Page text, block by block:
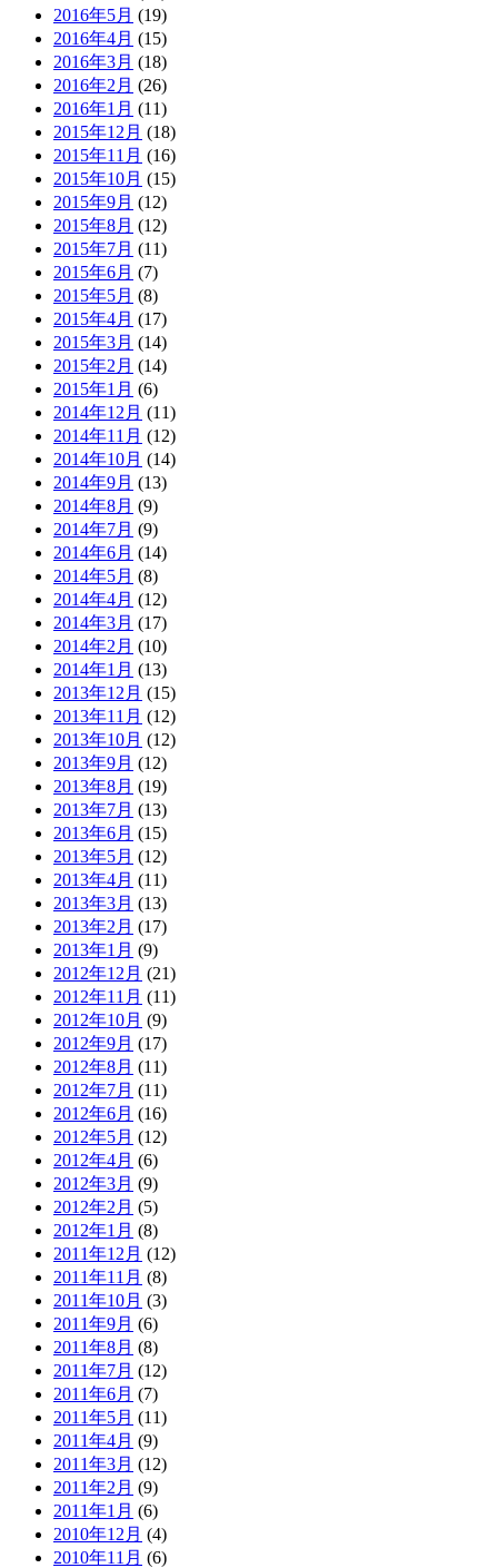
2016年5月 (19)
2016年4月 (15)
2016年3月 (18)
2016年2月 (26)
2016年1月 (11)
2015年12月 (18)
2015年11月 (16)
2015年10月 (15)
2015年9月 (12)
2015年8月 (12)
2015年7月 (11)
2015年6月 (7)
2015年5月 (8)
2015年4月 (17)
2015年3月 (14)
2015年2月 (14)
2015年1月 (6)
2014年12月 (11)
2014年11月 (12)
2014年10月 (14)
2014年9月 (13)
2014年8月 (9)
2014年7月 (9)
2014年6月 (14)
2014年5月 (8)
2014年4月 (12)
2014年3月 (17)
2014年2月 (10)
2014年1月 (13)
2013年12月 (15)
2013年11月 (12)
2013年10月 (12)
2013年9月 (12)
2013年8月 (19)
2013年7月 (13)
2013年6月 (15)
2013年5月 (12)
2013年4月 (11)
2013年3月 (13)
2013年2月 (17)
2013年1月 (9)
2012年12月 (21)
2012年11月 (11)
2012年10月 (9)
2012年9月 (17)
2012年8月 (11)
2012年7月 (11)
2012年6月 (16)
2012年5月 (12)
2012年4月 (6)
2012年3月 (9)
2012年2月 (5)
2012年1月 (8)
2011年12月 (12)
2011年11月 (8)
2011年10月 (3)
2011年9月 (6)
2011年8月 (8)
2011年7月 (12)
2011年6月 (7)
2011年5月 (11)
2011年4月 (9)
2011年3月 (12)
2011年2月 (9)
2011年1月 (6)
2010年12月 (4)
2010年11月 (6)